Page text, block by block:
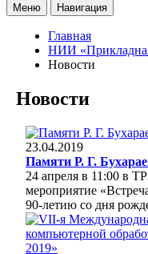
Меню Навигация
Главная
НИИ
Новости
Новости
23.04.2019
Памяти Р. Г.
24 апреля в 11:00 в
мероприятие
90-летию со дня